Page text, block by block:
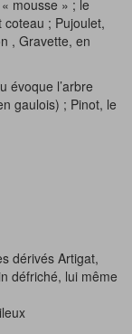
mousse » ; le
; Pujoulet,
, Gravette, en
évoque l’arbre
gaulois) ; Pinot, le
dérivés Artigat,
défriché, lui même